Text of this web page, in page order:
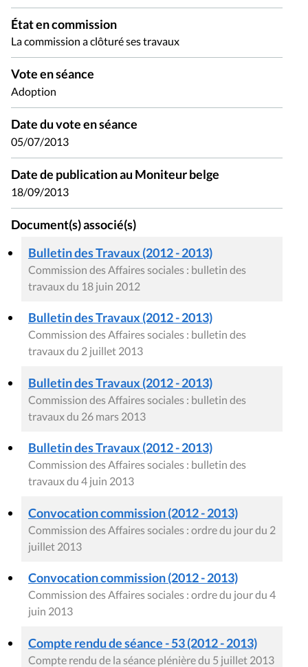
État en commission
La commission a clôturé ses travaux
Vote en séance
Adoption
Date du vote en séance
05/07/2013
Date de publication au Moniteur belge
18/09/2013
Document(s) associé(s)
Bulletin des Travaux (2012 - 2013)
Commission des Affaires sociales : bulletin des
travaux du 18 juin 2012
Bulletin des Travaux (2012 - 2013)
Commission des Affaires sociales : bulletin des
travaux du 2 juillet 2013
Bulletin des Travaux (2012 - 2013)
Commission des Affaires sociales : bulletin des
travaux du 26 mars 2013
Bulletin des Travaux (2012 - 2013)
Commission des Affaires sociales : bulletin des
travaux du 4 juin 2013
Convocation commission (2012 - 2013)
Commission des Affaires sociales : ordre du jour du 2
juillet 2013
Convocation commission (2012 - 2013)
Commission des Affaires sociales : ordre du jour du 4
juin 2013
Compte rendu de séance - 53 (2012 - 2013)
Compte rendu de la séance plénière du 5 juillet 2013